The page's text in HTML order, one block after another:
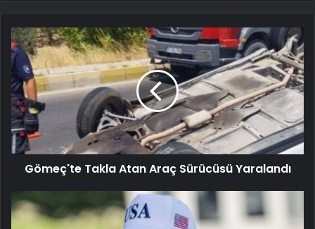
Gömeç'te Takla Atan Araç Sürücüsü Yaralandı